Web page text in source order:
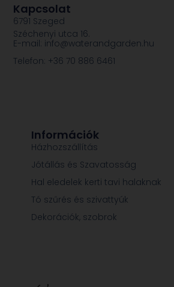
Információk
Házhozszállítás
Jótállás és Szavatosság
Hal eledelek kerti tavi halaknak
Tó szűrés és szivattyúk
Dekorációk, szobrok
Kapcsolat
6791 Szeged
Széchenyi utca 16.
E-mail: info@waterandgarden.hu
Telefon: +36 70 886 6461